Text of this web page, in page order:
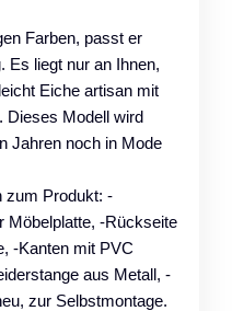
Farben, passt er
Es liegt nur an Ihnen,
Eiche artisan mit
Dieses Modell wird
Jahren noch in Mode
zum Produkt: -
Möbelplatte, -Rückseite
-Kanten mit PVC
aus Metall, -
zur Selbstmontage.